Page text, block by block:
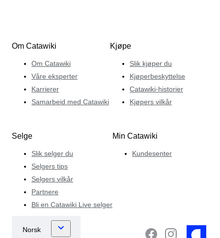
Om Catawiki
Om Catawiki
Våre eksperter
Karrierer
Samarbeid med Catawiki
Kjøpe
Slik kjøper du
Kjøperbeskyttelse
Catawiki-historier
Kjøpers vilkår
Selge
Slik selger du
Selgers tips
Selgers vilkår
Partnere
Bli en Catawiki Live selger
Min Catawiki
Kundesenter